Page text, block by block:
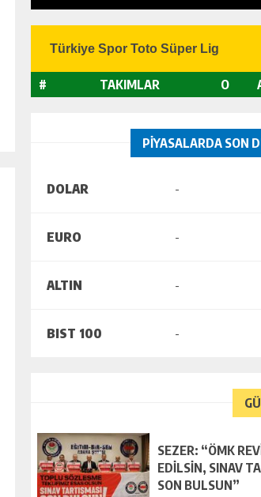
# TAKIMLAR O
PİYASALARDA SON
DOLAR -
EURO -
ALTIN -
BIST 100 -
SEZER: “ÖMK
EDİLSİN, SINAV
SON BULSUN”